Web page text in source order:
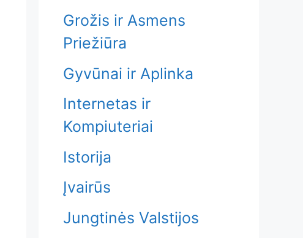
Grožis ir Asmens
Priežiūra
Gyvūnai ir Aplinka
Internetas ir
Kompiuteriai
Istorija
Įvairūs
Jungtinės Valstijos